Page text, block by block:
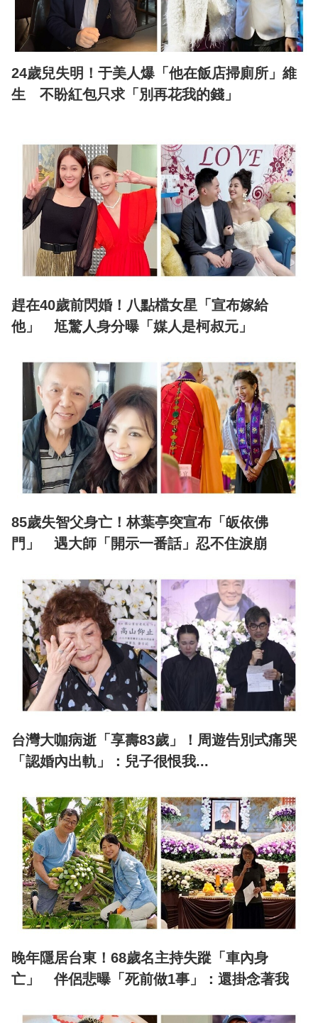
24歲兒失明！于美人爆「他在飯店掃廁所」維
生 不盼紅包只求「別再花我的錢」
趕在40歲前閃婚！八點檔女星「宣布嫁給
他」 尪驚人身分曝「媒人是柯叔元」
85歲失智父身亡！林葉亭突宣布「皈依佛
門」 遇大師「開示一番話」忍不住淚崩
台灣大咖病逝「享壽83歲」！周遊告別式痛哭
「認婚內出軌」：兒子很恨我...
晚年隱居台東！68歲名主持失蹤「車內身
亡」 伴侶悲曝「死前做1事」：還掛念著我